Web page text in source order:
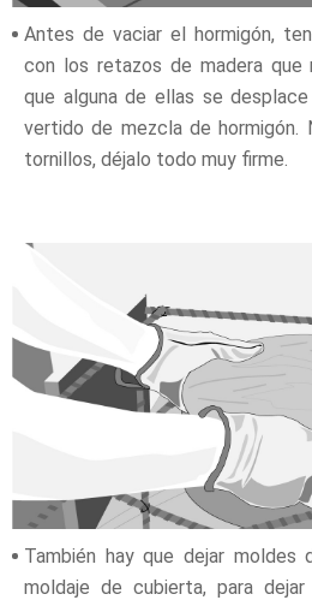
Antes de vaciar el hormigón,
con los retazos de madera que
que alguna de ellas se
vertido de mezcla de hormigón.
tornillos, déjalo todo muy firme.
También hay que dejar moldes
moldaje de cubierta, para